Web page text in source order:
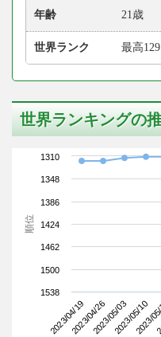
年齢 21歳
世界ランク 最高
世界ランキングの
順位
2023/04/192023/04/262023/05/032023/05/10
2023/
1310
1348
1386
1424
1462
1500
1538